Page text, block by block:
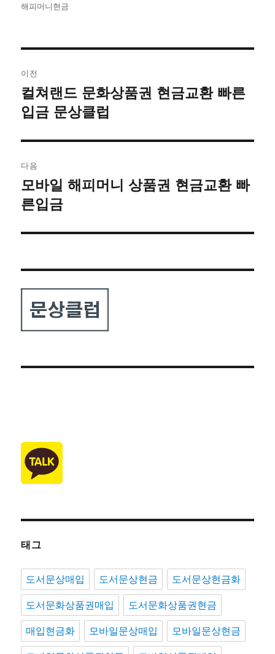
이
해피머니현금
탐
색
이전
이
전
컬쳐랜드 문화상품권 현금교환 빠른
입금 문상클럽
다음
다
음
모바일 해피머니 상품권 현금교환 빠
른입금
태그
도서문상매입 도서문상현금 도서문상현금화
도서문화상품권매입 도서문화상품권현금
매입현금화 모바일문상매입 모바일문상현금